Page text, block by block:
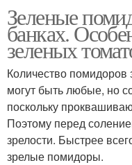
Зеленые
банках.
зеленых
Количество
могут быть любые, но
поскольку
Поэтому перед
зрелости. Быстрее
зрелые помидоры.